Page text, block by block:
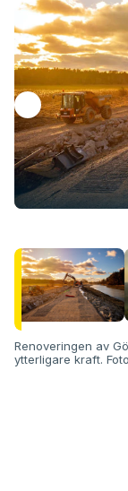
Renoveringen av
ytterligare kraft.